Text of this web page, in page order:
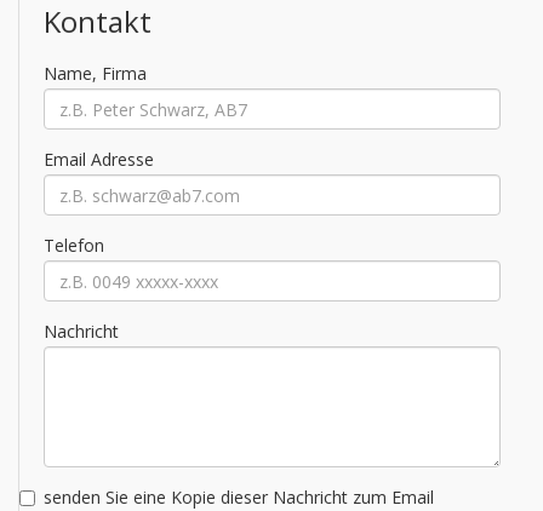
Kontakt
Name, Firma
Email Adresse
Telefon
Nachricht
senden Sie eine Kopie dieser Nachricht zum Email